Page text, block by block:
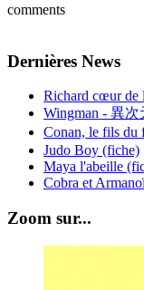
comments
Dernières News
Richard cœur de
Wingman - 異
Conan, le fils
Judo Boy (fiche)
Maya l'abeille
Cobra et
Zoom sur...